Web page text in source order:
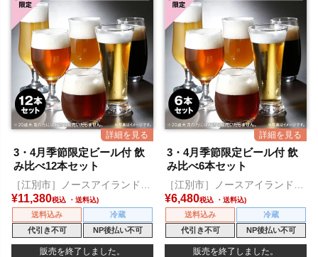
3・4月季節限定ビール付 飲
み比べ12本セット
［江別市］ノースアイランドビ
ール
¥11,380税込
送料込み
冷蔵
代引き不可
NP後払い不可
販売を終了しました。
3・4月季節限定ビール付 飲
み比べ6本セット
［江別市］ノースアイランドビ
ール
¥6,480税込
送料込み
冷蔵
代引き不可
NP後払い不可
販売を終了しました。